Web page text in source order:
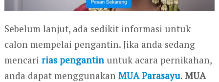
Sebelum lanjut, ada sedikit informasi untuk
calon mempelai pengantin. Jika anda sedang
mencari rias pengantinuntuk acara pernikahan,
anda dapat menggunakan MUA Parasayu. MUA